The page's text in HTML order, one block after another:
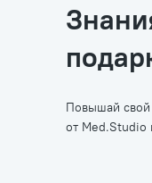
Повышай свой
от Меd.Studio